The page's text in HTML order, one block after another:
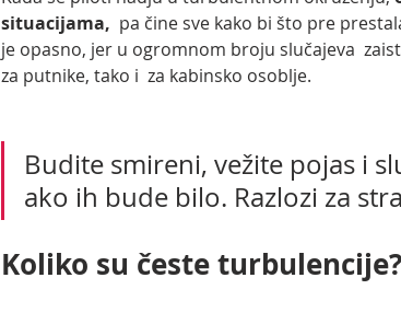
situacijama,
pa čine sve kako bi što pre
je opasno, jer u ogromnom broju slučajeva
za putnike, tako i  za kabinsko osoblje.
Budite smireni, vežite pojas i
ako ih bude bilo. Razlozi za
Koliko su česte turbulencije?